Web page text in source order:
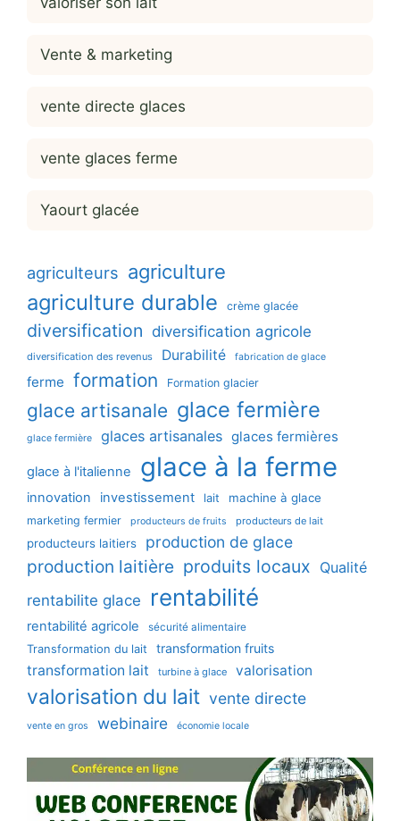
Vente & marketing
vente directe glaces
vente glaces ferme
Yaourt glacée
agriculteurs agriculture
agriculture durable crème glacée
diversification diversification agricole
diversification des revenus Durabilité fabrication de glace
ferme formation Formation glacier
glace artisanale glace fermière
glace fermière glaces artisanales glaces fermières
glace à l'italienne glace à la ferme
innovation investissement lait machine à glace
marketing fermier producteurs de fruits producteurs de lait
producteurs laitiers production de glace
production laitière produits locaux Qualité
rentabilite glace
rentabilité
rentabilité agricole sécurité alimentaire
Transformation du lait transformation fruits
transformation lait turbine à glace valorisation
valorisation du lait vente directe
vente en gros webinaire économie locale